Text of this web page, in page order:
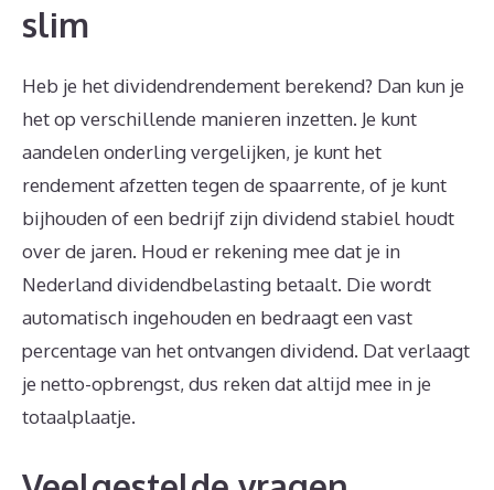
slim
Heb je het dividendrendement berekend? Dan kun je
het op verschillende manieren inzetten. Je kunt
aandelen onderling vergelijken, je kunt het
rendement afzetten tegen de spaarrente, of je kunt
bijhouden of een bedrijf zijn dividend stabiel houdt
over de jaren. Houd er rekening mee dat je in
Nederland dividendbelasting betaalt. Die wordt
automatisch ingehouden en bedraagt een vast
percentage van het ontvangen dividend. Dat verlaagt
je netto-opbrengst, dus reken dat altijd mee in je
totaalplaatje.